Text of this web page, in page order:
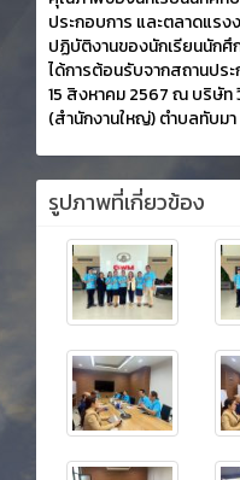
ประกอบการ และตลาดแรง
ปฏิบัติงานของนักเรียนนัก
ได้การต้อนรับจากสถานปร
15 สิงหาคม 2567 ณ บริษัท
(สำนักงานใหญ่) ตำบลทับม
รูปภาพที่เกี่ยวข้อง